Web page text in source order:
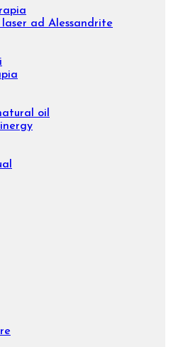
Trattamenti
oil
ad Alessandrite